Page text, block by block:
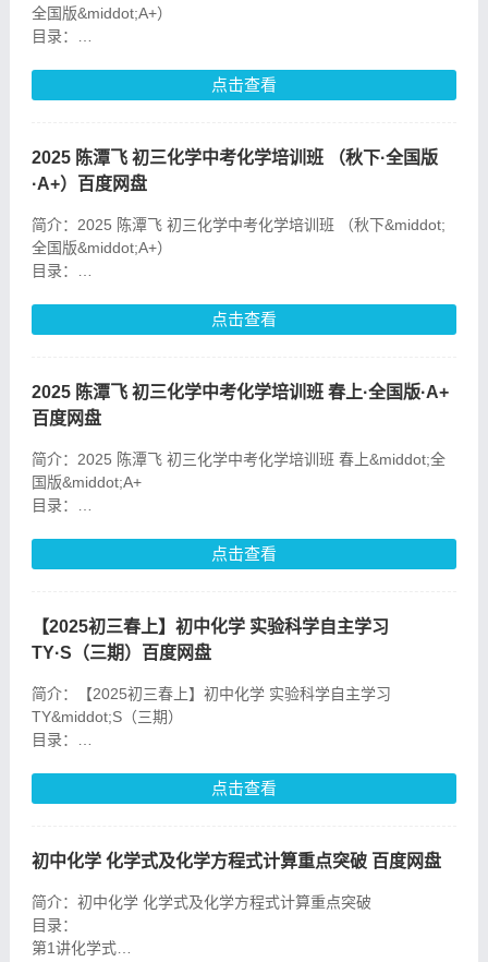
全国版&middot;A+）
目录：
2.【真题易错】变质反应实验专项特训
3.中考重点强化&mda
点击查看
2025 陈潭飞 初三化学中考化学培训班 （秋下·全国版
·A+）百度网盘
简介：2025 陈潭飞 初三化学中考化学培训班 （秋下&middot;
全国版&middot;A+）
目录：
11.【真题易错】碳综合
点击查看
2025 陈潭飞 初三化学中考化学培训班 春上·全国版·A+
百度网盘
简介：2025 陈潭飞 初三化学中考化学培训班 春上&middot;全
国版&middot;A+
目录：
10.中考重点强化——溶液核心知识点聚焦
11.【真题易错】溶液核心知识点
点击查看
【2025初三春上】初中化学 实验科学自主学习
TY·S（三期）百度网盘
简介：【2025初三春上】初中化学 实验科学自主学习
TY&middot;S（三期）
目录：
02.【易错题专项】春S班TY-1
03.浓度PK赛
05.柠檬的味道
点击查看
初中化学 化学式及化学方程式计算重点突破 百度网盘
简介：初中化学 化学式及化学方程式计算重点突破
目录：
第1讲化学式